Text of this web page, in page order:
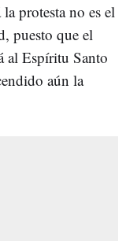
protesta no es el
puesto que el
al Espíritu Santo
aún la